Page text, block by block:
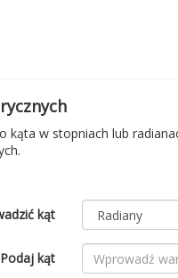
kąta w stopniach lub
kąt
Podaj kąt